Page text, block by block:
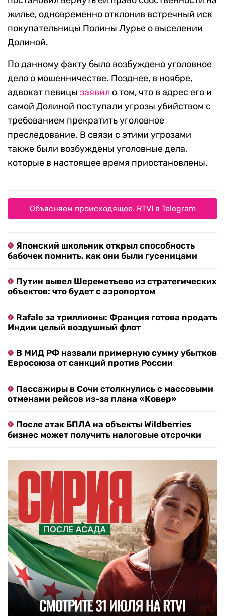
жилье, одновременно отклонив встречный иск
покупательницы Полины Лурье о выселении
Долиной.
По данному факту было возбуждено уголовное
дело о мошенничестве. Позднее, в ноябре,
адвокат певицы заявил о том, что в адрес его и
самой Долиной поступали угрозы убийством с
требованием прекратить уголовное
преследование. В связи с этими угрозами
также были возбуждены уголовные дела,
которые в настоящее время приостановлены.
Объясняем происходящее. RTVI в Telegram
Японский школьник открыл способность
бабочек помнить, как они были гусеницами
Путин вывел Шереметьево из стратегических
объектов: что будет с аэропортом
Rafale за триллионы: Франция готова продать
Индии целый воздушный флот
В МИД РФ назвали примерную сумму убытков
Евросоюза от санкций против России
Пассажиры в Сочи столкнулись с массовыми
отменами рейсов из-за плана «Ковер»
После атак БПЛА на объекты Wildberries
бизнес может получить налоговые отсрочки